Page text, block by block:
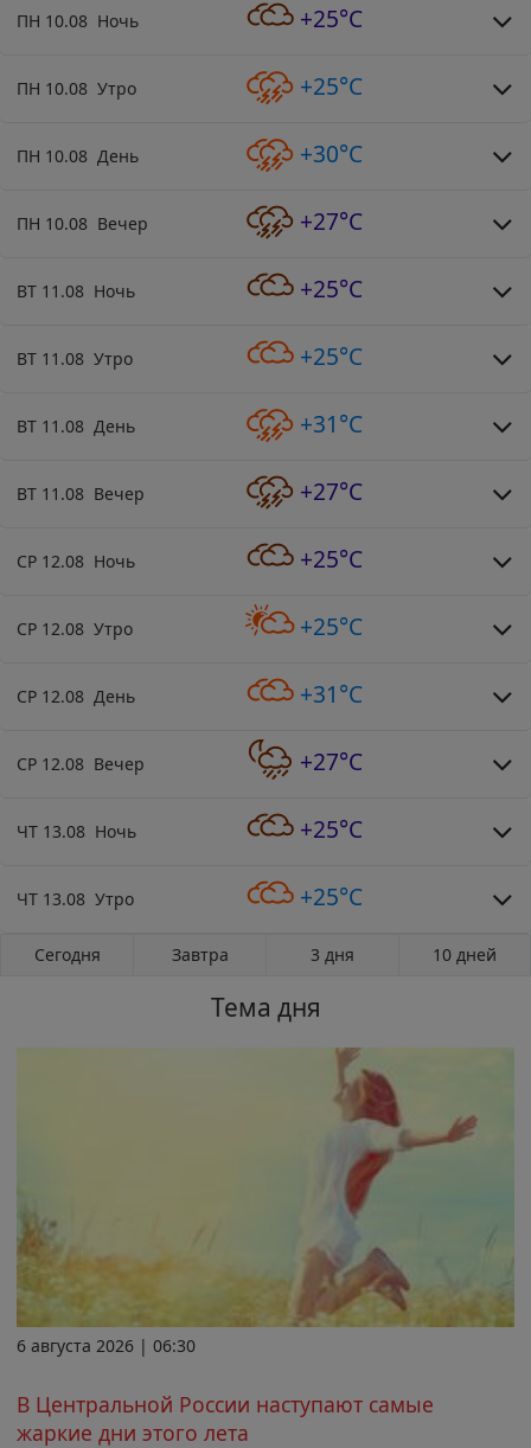
ПН 10.08 Ночь +25°C
ПН 10.08 Утро +25°C
ПН 10.08 День +30°C
ПН 10.08 Вечер +27°C
ВТ 11.08 Ночь +25°C
ВТ 11.08 Утро +25°C
ВТ 11.08 День +31°C
ВТ 11.08 Вечер +27°C
СР 12.08 Ночь +25°C
СР 12.08 Утро +25°C
СР 12.08 День +31°C
СР 12.08 Вечер +27°C
ЧТ 13.08 Ночь +25°C
ЧТ 13.08 Утро +25°C
Сегодня Завтра 3 дня 10 дней
Тема дня
6 августа 2026 | 06:30
В Центральной России наступают самые
жаркие дни этого лета